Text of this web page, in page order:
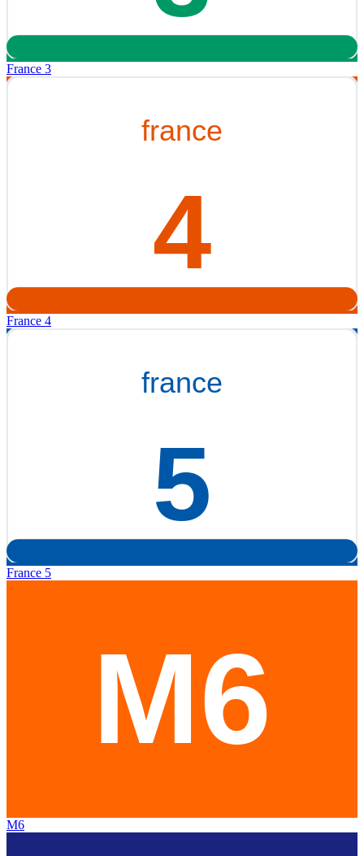
France 3
France 4
France 5
M6